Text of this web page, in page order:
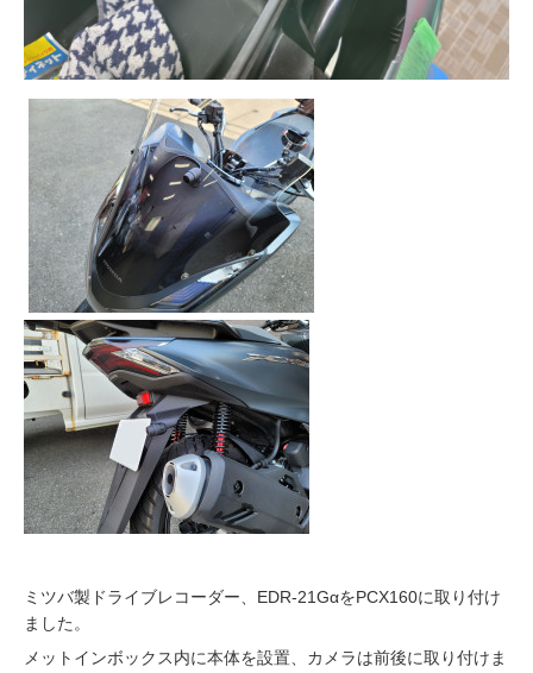
ミツバ製ドライブレコーダー、EDR-21GαをPCX160に取り付け
ました。
メットインボックス内に本体を設置、カメラは前後に取り付けま